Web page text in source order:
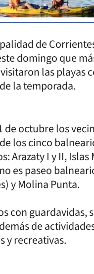
de
domingo que
las playas
la temporada.
de octubre los
los cinco
Arazaty I y II, Islas
es paseo
y Molina Punta.
con guardavidas,
de
y recreativas.